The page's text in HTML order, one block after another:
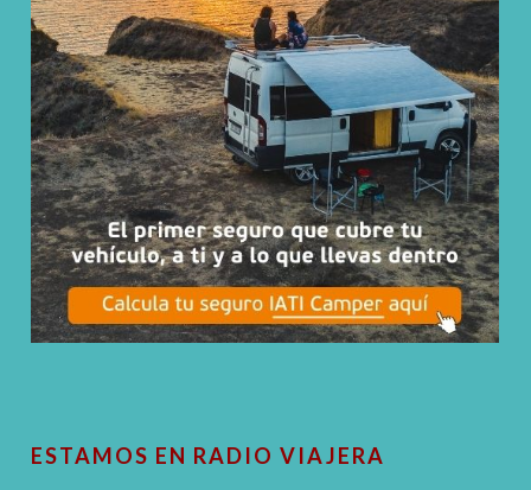
ESTAMOS EN RADIO VIAJERA